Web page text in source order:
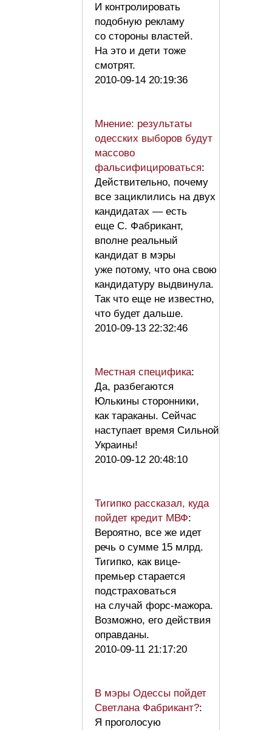
И контролировать
подобную рекламу
со стороны властей.
На это и дети тоже
смотрят.
2010-09-14 20:19:36
Мнение: результаты
одесских выборов будут
массово
фальсифицироваться:
Действительно, почему
все зациклились на двух
кандидатах — есть
еще С. Фабрикант,
вполне реальный
кандидат в мэры
уже потому, что она свою
кандидатуру выдвинула.
Так что еще не известно,
что будет дальше.
2010-09-13 22:32:46
Местная специфика:
Да, разбегаются
Юлькины сторонники,
как тараканы. Сейчас
наступает время Сильной
Украины!
2010-09-12 20:48:10
Тигипко рассказал, куда
пойдет кредит МВФ:
Вероятно, все же идет
речь о сумме 15 млрд.
Тигипко, как вице-
премьер старается
подстраховаться
на случай форс-мажора.
Возможно, его действия
оправданы.
2010-09-11 21:17:20
В мэры Одессы пойдет
Светлана Фабрикант?:
Я проголосую